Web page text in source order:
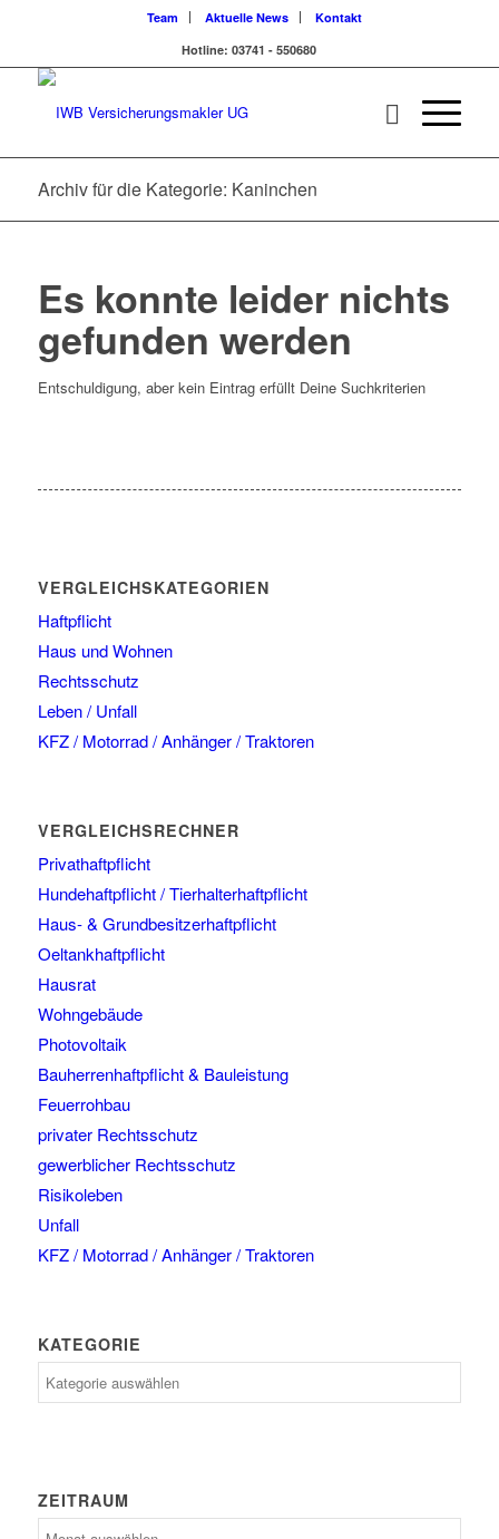
Team Aktuelle News
Kontakt
Hotline: 03741 - 550680
Archiv für die Kategorie: Kaninchen
Es konnte leider nichts
gefunden werden
Entschuldigung, aber kein Eintrag erfüllt Deine Suchkriterien
VERGLEICHSKATEGORIEN
Haftpflicht
Haus und Wohnen
Rechtsschutz
Leben / Unfall
KFZ / Motorrad / Anhänger / Traktoren
VERGLEICHSRECHNER
Privathaftpflicht
Hundehaftpflicht / Tierhalterhaftpflicht
Haus- & Grundbesitzerhaftpflicht
Oeltankhaftpflicht
Hausrat
Wohngebäude
Photovoltaik
Bauherrenhaftpflicht & Bauleistung
Feuerrohbau
privater Rechtsschutz
gewerblicher Rechtsschutz
Risikoleben
Unfall
KFZ / Motorrad / Anhänger / Traktoren
KATEGORIE
ZEITRAUM